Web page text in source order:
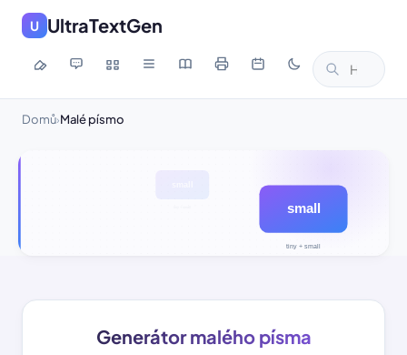
U UltraTextGen
Domů›Malé písmo
Generátor malého písma